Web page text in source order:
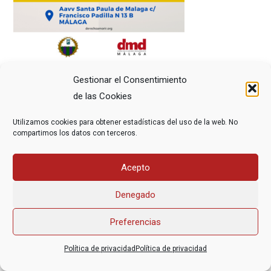
Gestionar el Consentimiento
de las Cookies
Utilizamos cookies para obtener estadísticas del uso de la web. No
compartimos los datos con terceros.
Acepto
Denegado
Preferencias
Política de privacidad Política de privacidad
informacion@derechoamorir.org